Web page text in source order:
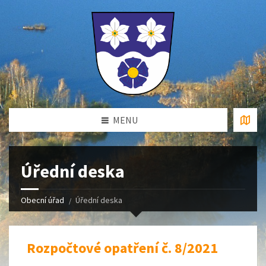
MENU
Úřední deska
Obecní úřad Úřední deska
Rozpočtové opatření č. 8/2021